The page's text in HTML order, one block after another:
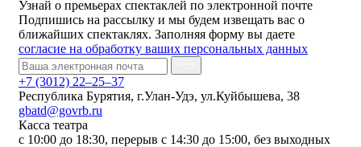
Узнай о премьерах спектаклей по электронной почте
Подпишись на рассылку и мы будем извещать вас о
ближайших спектаклях. Заполняя форму вы даете
согласие на обработку ваших персональных данных
+7 (3012) 22–25–37
Республика Бурятия, г.Улан-Удэ, ул.Куйбышева, 38
gbatd@govrb.ru
Касса театра
с 10:00 до 18:30, перерыв с 14:30 до 15:00, без выходных